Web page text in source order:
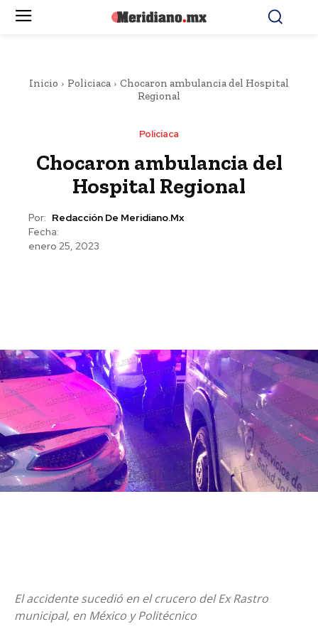
Inicio Policiaca
Chocaron ambulancia del Hospital
Regional
Policiaca
Chocaron ambulancia del
Hospital Regional
Por: Redacción De Meridiano.mx
Fecha:
enero 25, 2023
El accidente sucedió en el crucero del Ex Rastro
municipal, en México y Politécnico